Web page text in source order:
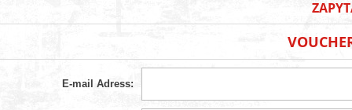
E-mail Adress: